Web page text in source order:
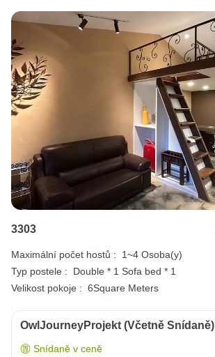
3303
Maximální počet hostů :
1~4 Osoba(y)
Typ postele :
Double * 1 Sofa bed * 1
Velikost pokoje : 6Square Meters
OwlJourneyProjekt (včetně Snídaně)
Snídaně v ceně